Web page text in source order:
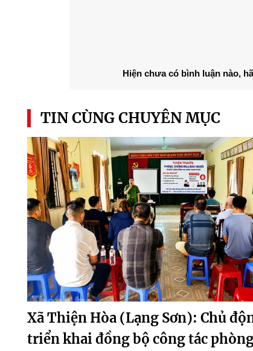
Hiện chưa có bình luận nào,
TIN CÙNG CHUYÊN MỤC
Xã Thiện Hòa (Lạng Sơn): Chủ
triển khai đồng bộ công tác